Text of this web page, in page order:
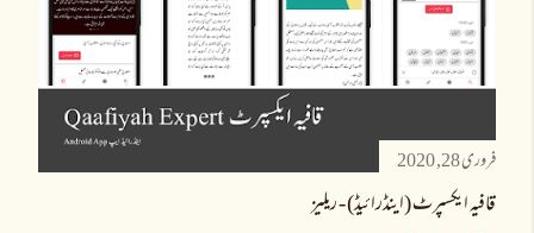
فروری 28, 2020
قافیہ ایکسپرٹ (اینڈرائیڈ) - ریلیز